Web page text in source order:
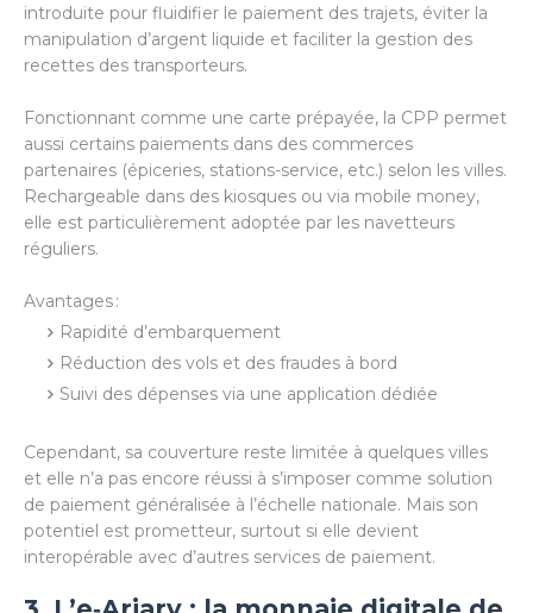
introduite pour fluidifier le paiement des trajets, éviter la
manipulation d’argent liquide et faciliter la gestion des
recettes des transporteurs.
Fonctionnant comme une carte prépayée, la CPP permet
aussi certains paiements dans des commerces
partenaires (épiceries, stations-service, etc.) selon les villes.
Rechargeable dans des kiosques ou via mobile money,
elle est particulièrement adoptée par les navetteurs
réguliers.
Avantages :
Rapidité d’embarquement
Réduction des vols et des fraudes à bord
Suivi des dépenses via une application dédiée
Cependant, sa couverture reste limitée à quelques villes
et elle n’a pas encore réussi à s’imposer comme solution
de paiement généralisée à l’échelle nationale. Mais son
potentiel est prometteur, surtout si elle devient
interopérable avec d’autres services de paiement.